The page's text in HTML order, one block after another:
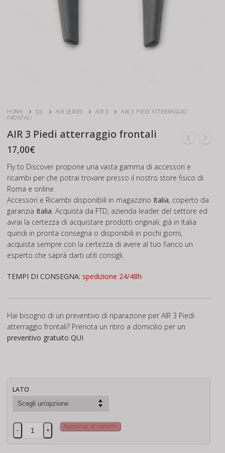
HOME DJI AIR SERIES AIR 3
AIR 3 PIEDI ATTERRAGGIO
FRONTALI
AIR 3 Piedi atterraggio frontali
17,00€
Fly to Discover propone una vasta gamma di accessori e
ricambi per che potrai trovare presso il nostro store fisico di
Roma e online.
Accessori e Ricambi disponibili in magazzino Italia, coperto da
garanzia Italia. Acquista da FTD, azienda leader del settore ed
avrai la certezza di acquistare prodotti originali, già in Italia
quindi in pronta consegna o disponibili in pochi giorni,
acquista sempre con la certezza di avere al tuo fianco un
esperto che saprà darti utili consigli.
TEMPI DI CONSEGNA: spedizione 24/48h
Hai bisogno di un preventivo di riparazione per AIR 3 Piedi
atterraggio frontali? Prenota un ritiro a domicilio per un
preventivo gratuito QUI
LATO
AIR
3
- +
Aggiungi al carrello